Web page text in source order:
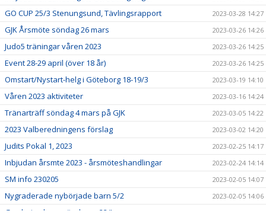
GO CUP 25/3 Stenungsund, Tävlingsrapport 2023-03-28 14:27
GJK Årsmöte söndag 26 mars 2023-03-26 14:26
Judo5 träningar våren 2023 2023-03-26 14:25
Event 28-29 april (över 18 år) 2023-03-26 14:25
Omstart/Nystart-helg i Göteborg 18-19/3 2023-03-19 14:10
Våren 2023 aktiviteter 2023-03-16 14:24
Tränarträff söndag 4 mars på GJK 2023-03-05 14:22
2023 Valberedningens förslag 2023-03-02 14:20
Judits Pokal 1, 2023 2023-02-25 14:17
Inbjudan årsmte 2023 - årsmöteshandlingar 2023-02-24 14:14
SM info 230205 2023-02-05 14:07
Nygraderade nybörjade barn 5/2 2023-02-05 14:06